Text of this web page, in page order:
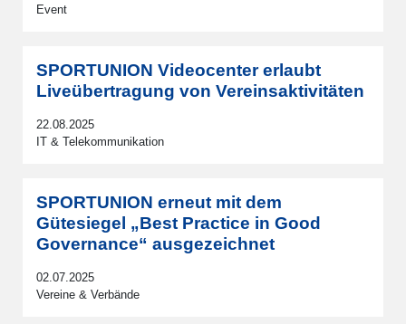
Event
SPORTUNION Videocenter erlaubt
Liveübertragung von Vereinsaktivitäten
22.08.2025
IT & Telekommunikation
SPORTUNION erneut mit dem
Gütesiegel „Best Practice in Good
Governance“ ausgezeichnet
02.07.2025
Vereine & Verbände